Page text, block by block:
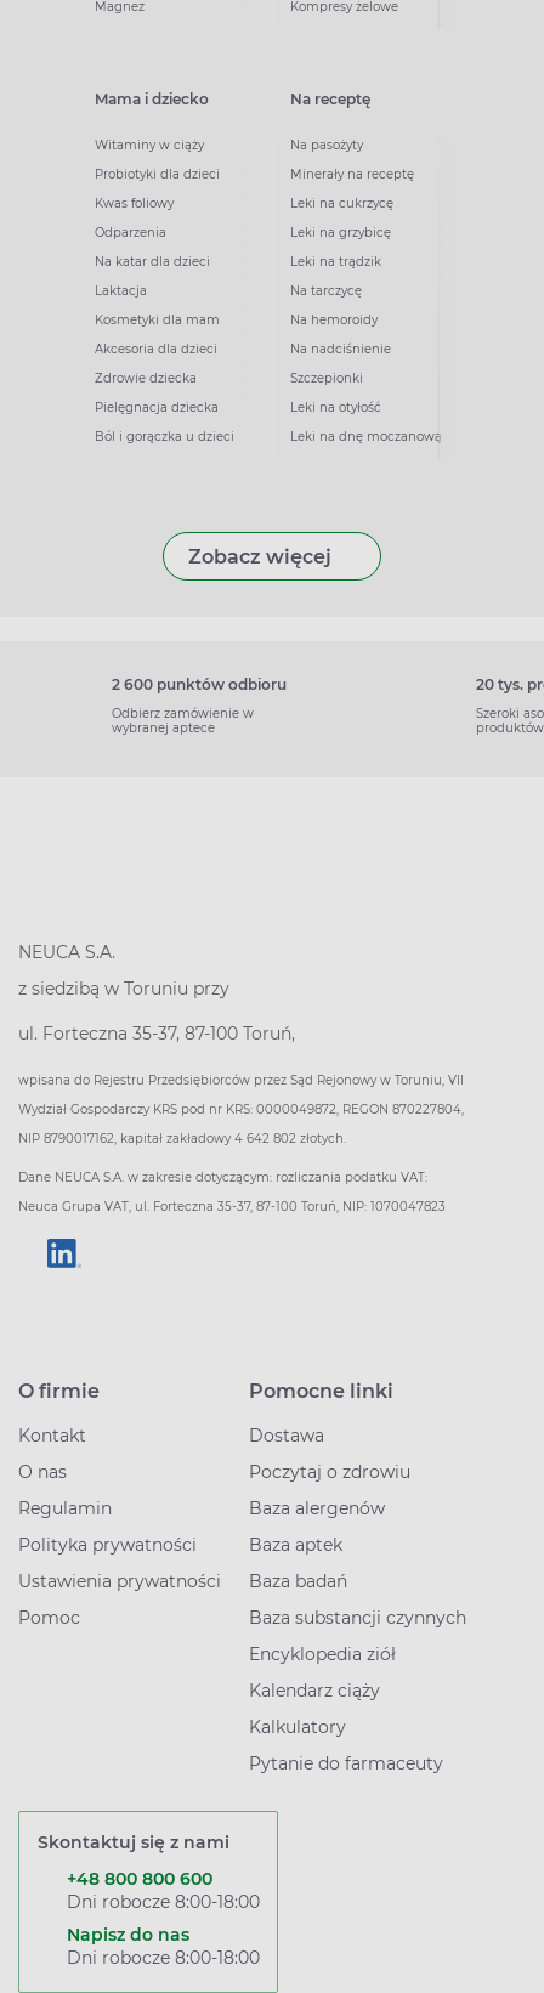
Magnez
Kompresy żelowe
Mama i dziecko
Witaminy w ciąży
Probiotyki dla dzieci
Kwas foliowy
Odparzenia
Na katar dla dzieci
Laktacja
Kosmetyki dla mam
Akcesoria dla dzieci
Zdrowie dziecka
Pielęgnacja dziecka
Ból i gorączka u dzieci
Na receptę
Na pasożyty
Minerały na receptę
Leki na cukrzycę
Leki na grzybicę
Leki na trądzik
Na tarczycę
Na hemoroidy
Na nadciśnienie
Szczepionki
Leki na otyłość
Leki na dnę moczanową
Zobacz więcej
2 600 punktów odbioru
Odbierz zamówienie w
wybranej aptece
20 tys.
Szeroki
produktów
NEUCA S.A.
z siedzibą w Toruniu przy
ul. Forteczna 35-37, 87-100 Toruń,
wpisana do Rejestru Przedsiębiorców przez Sąd Rejonowy w Toruniu, VII
Wydział Gospodarczy KRS pod nr KRS: 0000049872, REGON 870227804,
NIP 8790017162, kapitał zakładowy 4 642 802 złotych.
Dane NEUCA S.A. w zakresie dotyczącym: rozliczania podatku VAT:
Neuca Grupa VAT, ul. Forteczna 35-37, 87-100 Toruń, NIP: 1070047823
O firmie
Kontakt
O nas
Regulamin
Polityka prywatności
Ustawienia prywatności
Pomoc
Pomocne linki
Dostawa
Poczytaj o zdrowiu
Baza alergenów
Baza aptek
Baza badań
Baza substancji czynnych
Encyklopedia ziół
Kalendarz ciąży
Kalkulatory
Pytanie do farmaceuty
Skontaktuj się z nami
+48 800 800 600
Dni robocze 8:00-18:00
Napisz do nas
Dni robocze 8:00-18:00